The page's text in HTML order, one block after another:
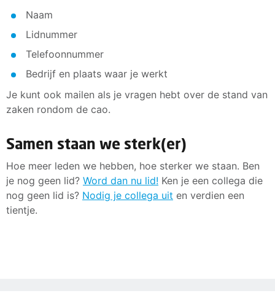
Naam
Lidnummer
Telefoonnummer
Bedrijf en plaats waar je werkt
Je kunt ook mailen als je vragen hebt over de stand van
zaken rondom de cao.
Samen staan we sterk(er)
Hoe meer leden we hebben, hoe sterker we staan. Ben
je nog geen lid? Word dan nu lid! Ken je een collega die
nog geen lid is? Nodig je collega uit en verdien een
tientje.